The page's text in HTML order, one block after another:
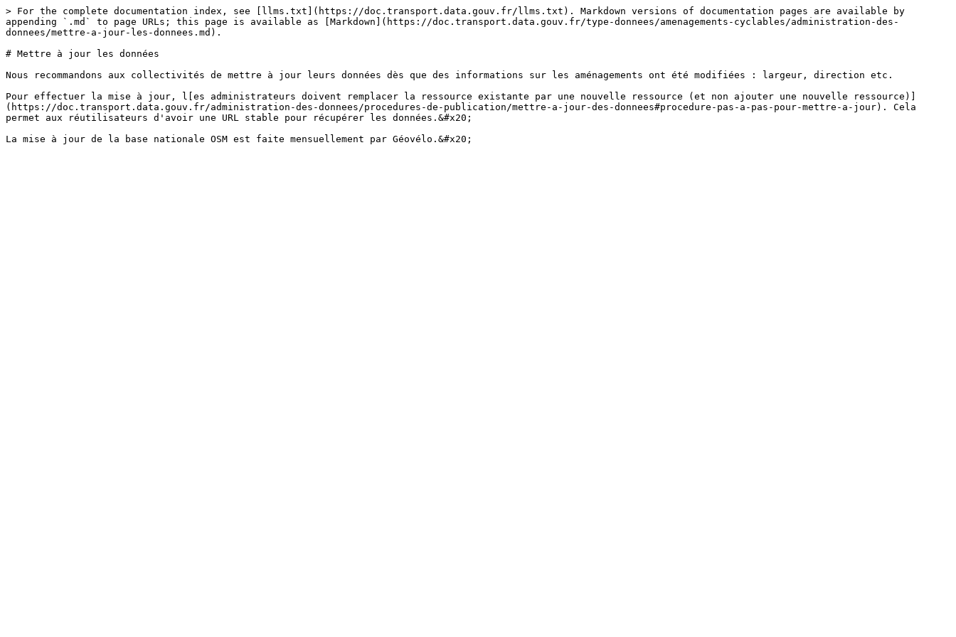
> For the complete documentation index, see [llms.txt](https://doc.transport.data.gouv.fr/llms.txt). Markdown versions of documentation pages are available by
appending `.md` to page URLs; this page is available as [Markdown](https://doc.transport.data.gouv.fr/type-donnees/amenagements-cyclables/administration-des-
donnees/mettre-a-jour-les-donnees.md).
# Mettre à jour les données
Nous recommandons aux collectivités de mettre à jour leurs données dès que des informations sur les aménagements ont été modifiées : largeur, direction etc.
Pour effectuer la mise à jour, l[es administrateurs doivent remplacer la ressource existante par une nouvelle ressource (et non ajouter une nouvelle ressource)]
(https://doc.transport.data.gouv.fr/administration-des-donnees/procedures-de-publication/mettre-a-jour-des-donnees#procedure-pas-a-pas-pour-mettre-a-jour). Cela
permet aux réutilisateurs d'avoir une URL stable pour récupérer les données.&#x20;